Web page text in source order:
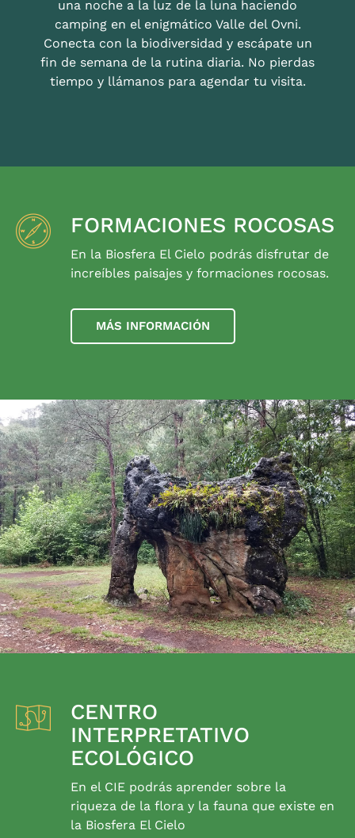
una noche a la luz de la luna haciendo
camping en el enigmático Valle del Ovni.
Conecta con la biodiversidad y escápate un
fin de semana de la rutina diaria. No pierdas
tiempo y llámanos para agendar tu visita.
FORMACIONES ROCOSAS
En la Biosfera El Cielo podrás disfrutar de
increíbles paisajes y formaciones rocosas.
MÁS INFORMACIÓN
CENTRO
INTERPRETATIVO
ECOLÓGICO
En el CIE podrás aprender sobre la
riqueza de la flora y la fauna que existe en
la Biosfera El Cielo